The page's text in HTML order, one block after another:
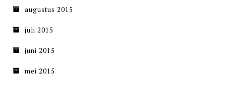
augustus 2015
juli 2015
juni 2015
mei 2015